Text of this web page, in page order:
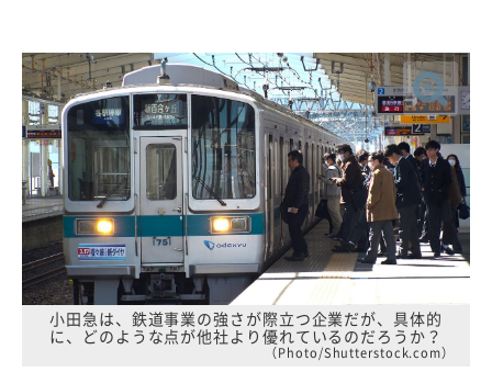
小田急は、鉄道事業の強さが際立つ企業だが、具体的
に、どのような点が他社より優れているのだろうか？
（Photo/Shutterstock.com）